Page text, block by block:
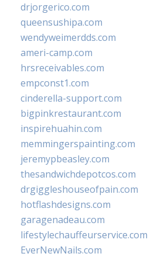
drjorgerico.com
queensushipa.com
wendyweimerdds.com
ameri-camp.com
hrsreceivables.com
empconst1.com
cinderella-support.com
bigpinkrestaurant.com
inspirehuahin.com
memmingerspainting.com
jeremypbeasley.com
thesandwichdepotcos.com
drgiggleshouseofpain.com
hotflashdesigns.com
garagenadeau.com
lifestylechauffeurservice.com
EverNewNails.com